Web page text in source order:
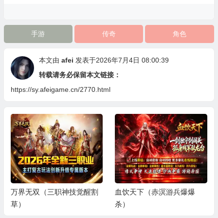
手游 传奇 角色
本文由 afei 发表于2026年7月4日 08:00:39
转载请务必保留本文链接：
https://sy.afeigame.cn/2770.html
万界无双（三职神技觉醒割
草）
血饮天下（赤溟游兵爆爆
杀）